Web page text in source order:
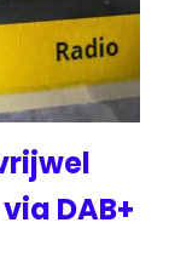
DAB+